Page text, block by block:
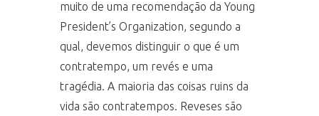
muito de uma recomendação da Young
President’s Organization, segundo a
qual, devemos distinguir o que é um
contratempo, um revés e uma
tragédia. A maioria das coisas ruins da
vida são contratempos. Reveses são